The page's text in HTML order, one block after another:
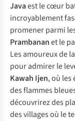
Javaest le cœur
incroyablement
promener parmi
Prambananet le
Les amoureux de
pour admirer le
Kawah Ijen, où
des flammes
découvrirez des
des villages où le